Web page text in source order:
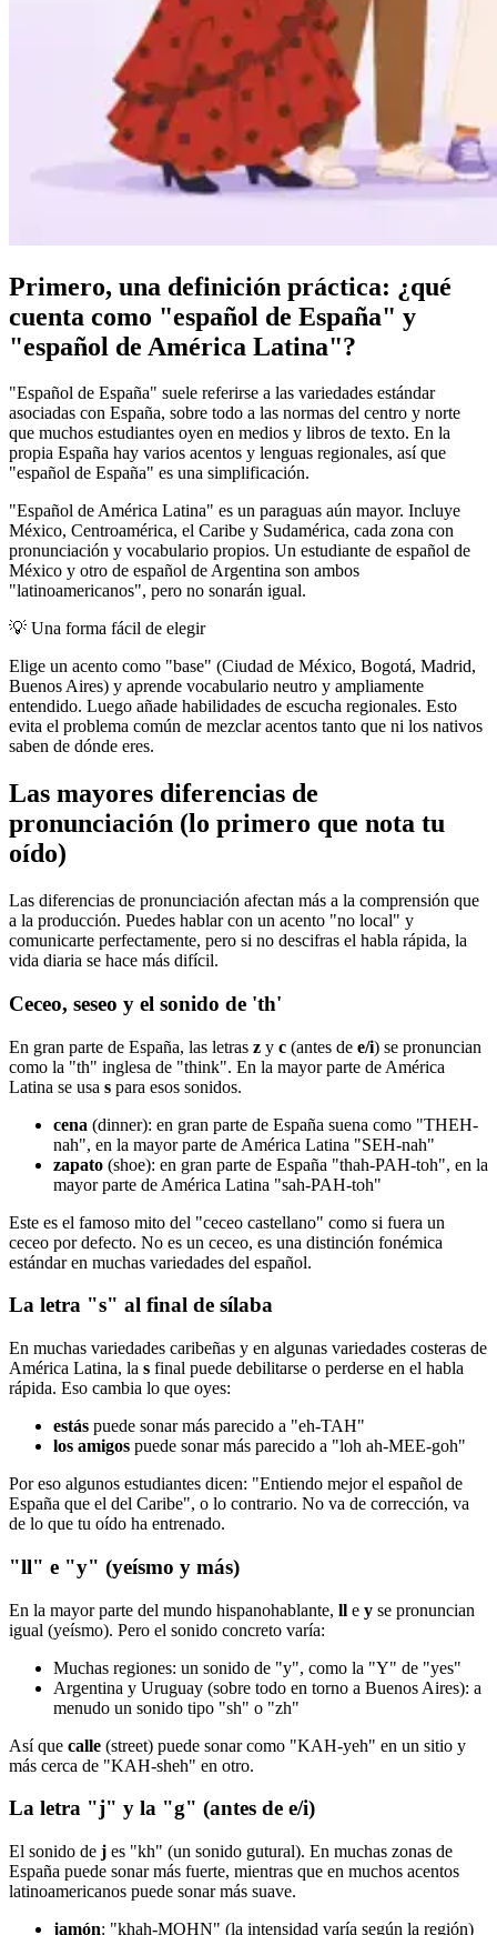
Primero, una definición práctica: ¿qué
cuenta como "español de España" y
"español de América Latina"?
"Español de España" suele referirse a las variedades estándar
asociadas con España, sobre todo a las normas del centro y norte
que muchos estudiantes oyen en medios y libros de texto. En la
propia España hay varios acentos y lenguas regionales, así que
"español de España" es una simplificación.
"Español de América Latina" es un paraguas aún mayor. Incluye
México, Centroamérica, el Caribe y Sudamérica, cada zona con
pronunciación y vocabulario propios. Un estudiante de español de
México y otro de español de Argentina son ambos
"latinoamericanos", pero no sonarán igual.
💡 Una forma fácil de elegir
Elige un acento como "base" (Ciudad de México, Bogotá, Madrid,
Buenos Aires) y aprende vocabulario neutro y ampliamente
entendido. Luego añade habilidades de escucha regionales. Esto
evita el problema común de mezclar acentos tanto que ni los nativos
saben de dónde eres.
Las mayores diferencias de
pronunciación (lo primero que nota tu
oído)
Las diferencias de pronunciación afectan más a la comprensión que
a la producción. Puedes hablar con un acento "no local" y
comunicarte perfectamente, pero si no descifras el habla rápida, la
vida diaria se hace más difícil.
Ceceo, seseo y el sonido de 'th'
En gran parte de España, las letras z y c (antes de e/i) se pronuncian
como la "th" inglesa de "think". En la mayor parte de América
Latina se usa s para esos sonidos.
cena (dinner): en gran parte de España suena como "THEH-
nah", en la mayor parte de América Latina "SEH-nah"
zapato (shoe): en gran parte de España "thah-PAH-toh", en la
mayor parte de América Latina "sah-PAH-toh"
Este es el famoso mito del "ceceo castellano" como si fuera un
ceceo por defecto. No es un ceceo, es una distinción fonémica
estándar en muchas variedades del español.
La letra "s" al final de sílaba
En muchas variedades caribeñas y en algunas variedades costeras de
América Latina, la s final puede debilitarse o perderse en el habla
rápida. Eso cambia lo que oyes:
estás puede sonar más parecido a "eh-TAH"
los amigos puede sonar más parecido a "loh ah-MEE-goh"
Por eso algunos estudiantes dicen: "Entiendo mejor el español de
España que el del Caribe", o lo contrario. No va de corrección, va
de lo que tu oído ha entrenado.
"ll" e "y" (yeísmo y más)
En la mayor parte del mundo hispanohablante, ll e y se pronuncian
igual (yeísmo). Pero el sonido concreto varía:
Muchas regiones: un sonido de "y", como la "Y" de "yes"
Argentina y Uruguay (sobre todo en torno a Buenos Aires): a
menudo un sonido tipo "sh" o "zh"
Así que calle (street) puede sonar como "KAH-yeh" en un sitio y
más cerca de "KAH-sheh" en otro.
La letra "j" y la "g" (antes de e/i)
El sonido de j es "kh" (un sonido gutural). En muchas zonas de
España puede sonar más fuerte, mientras que en muchos acentos
latinoamericanos puede sonar más suave.
jamón: "khah-MOHN" (la intensidad varía según la región)